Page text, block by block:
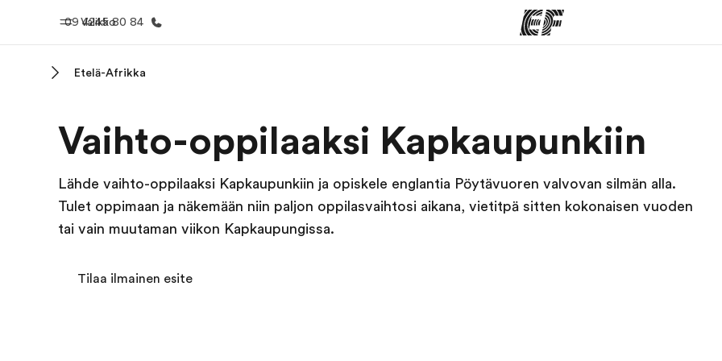
Valikko
09 4245 80 84
Tervetuloa EF:n maailmaan
Katso mitä kaikkea
Etsi toimisto lähelläsi
Etelä-Afrikka
Vaihto-oppilaaksi Kapkaupunkiin
Lähde vaihto-oppilaaksi Kapkaupunkiin ja opiskele englantia Pöytävuoren valvovan silmän alla.
Tulet oppimaan ja näkemään niin paljon oppilasvaihtosi aikana, vietitpä sitten kokonaisen vuoden
tai vain muutaman viikon Kapkaupungissa.
Tilaa ilmainen esite